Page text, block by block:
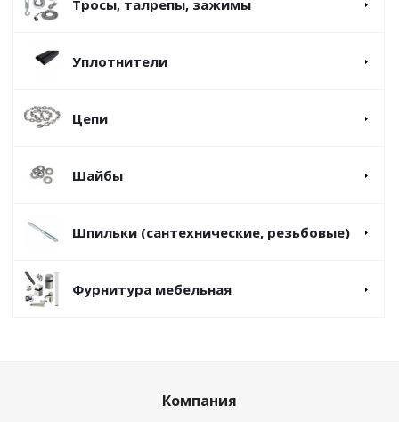
Тросы, талрепы, зажимы
Уплотнители
Цепи
Шайбы
Шпильки (сантехнические, резьбовые)
Фурнитура мебельная
Компания